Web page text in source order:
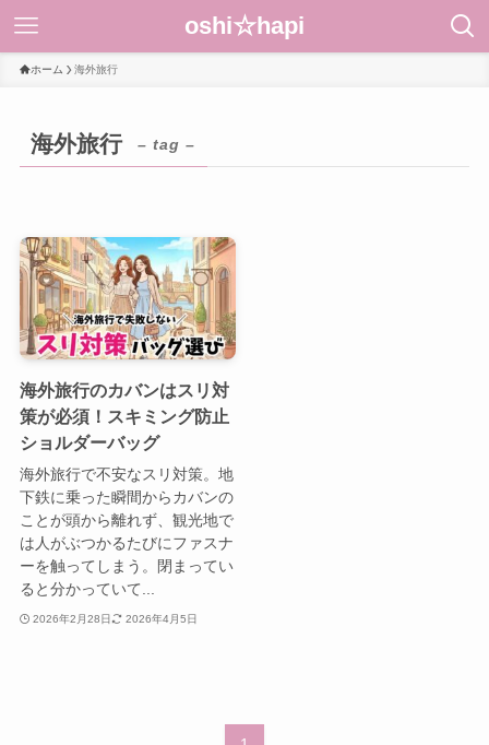
oshi☆hapi
ホーム 海外旅行
海外旅行 – tag –
海外旅行のカバンはスリ対
策が必須！スキミング防止
ショルダーバッグ
海外旅行で不安なスリ対策。地
下鉄に乗った瞬間からカバンの
ことが頭から離れず、観光地で
は人がぶつかるたびにファスナ
ーを触ってしまう。閉まってい
ると分かっていて...
2026年2月28日 2026年4月5日